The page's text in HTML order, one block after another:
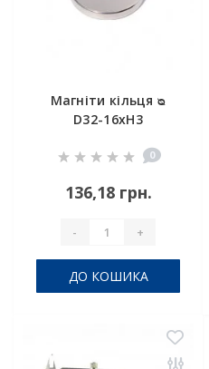
Магніти кільця ᴓ
D32-16xH3
0
136,18 грн.
- +
ДО КОШИКА